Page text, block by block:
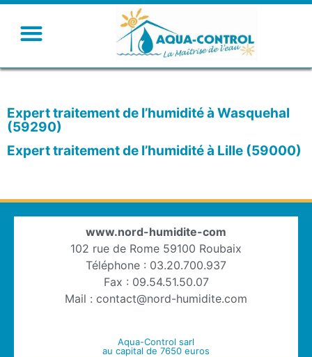
Expert traitement de l’humidité à Wasquehal
(59290)
Expert traitement de l’humidité à Lille (59000)
www.nord-humidite-com
102 rue de Rome 59100 Roubaix
Téléphone : 03.20.700.937
Fax : 09.54.51.50.07
Mail : contact@nord-humidite.com
Aqua-Control sarl
au capital de 7650 euros